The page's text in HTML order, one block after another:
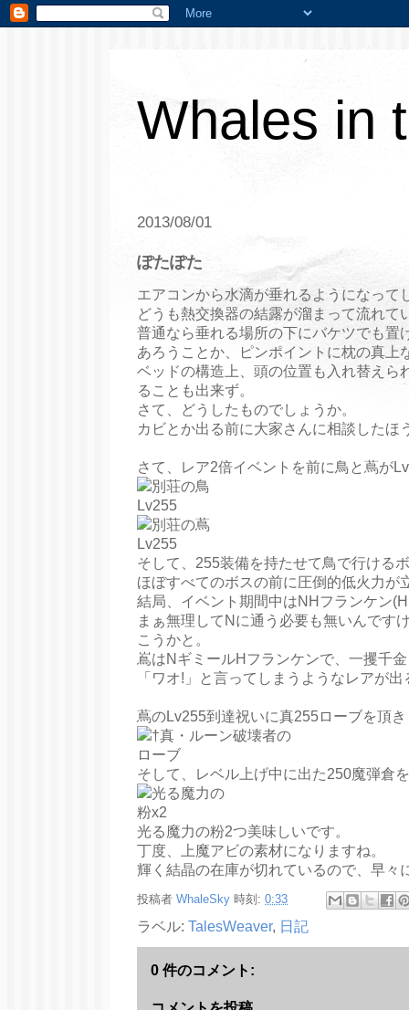
Whales in
2013/08/01
ぽたぽた
エアコンから水滴が垂れるようになって
どうも熱交換器の結露が溜まって流れて
普通なら垂れる場所の下にバケツでも
あろうことか、ピンポイントに枕の真上
ベッドの構造上、頭の位置も入れ替えら
ることも出来ず。
さて、どうしたものでしょうか。
カビとか出る前に大家さんに相談したほ
さて、レア2倍イベントを前に鳥と蔦が
そして、255装備を持たせて鳥で行ける
ほぼすべてのボスの前に圧倒的低火力が
結局、イベント期間中はNHフランケン
まぁ無理してNに通う必要も無いんです
こうかと。
嶌はNギミールHフランケンで、一攫千
「ワオ!」と言ってしまうようなレアが
蔦のLv255到達祝いに真255ローブを頂
そして、レベル上げ中に出た250魔弾倉
光る魔力の粉2つ美味しいです。
丁度、上魔アビの素材になりますね。
輝く結晶の在庫が切れているので、早々
投稿者 WhaleSky 時刻: 0:33
ラベル: TalesWeaver, 日記
0 件のコメント: